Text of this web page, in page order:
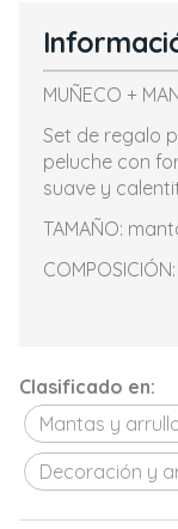
MUÑECO +
Set de regalo
peluche con
suave y
TAMAÑO:
Clasificado en:
Mantas y
Decoración y